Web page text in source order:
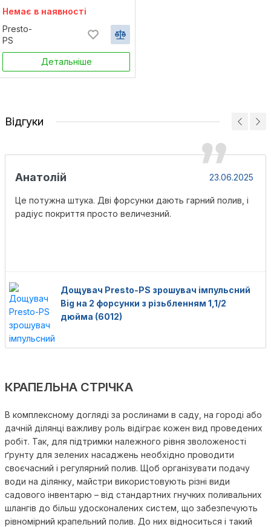
довжина 1000 м (3D-30-1000)
Немає в наявності
Presto-
PS
Детальніше
Відгуки
Анатолій 23.06.2025
Це потужна штука. Дві форсунки дають гарний полив, і
радіус покриття просто величезний.
Дощувач Presto-PS зрошувач імпульсний
Big на 2 форсунки з різьбленням 1,1/2
дюйма (6012)
КРАПЕЛЬНА СТРІЧКА
В комплексному догляді за рослинами в саду, на городі або
дачній ділянці важливу роль відіграє кожен вид проведених
робіт. Так, для підтримки належного рівня зволоженості
ґрунту для зелених насаджень необхідно проводити
своєчасний і регулярний полив. Щоб організувати подачу
води на ділянку, майстри використовують різні види
садового інвентарю – від стандартних гнучких поливальних
шлангів до більш удосконалених систем, що забезпечують
рівномірний крапельний полив. До них відноситься і такий